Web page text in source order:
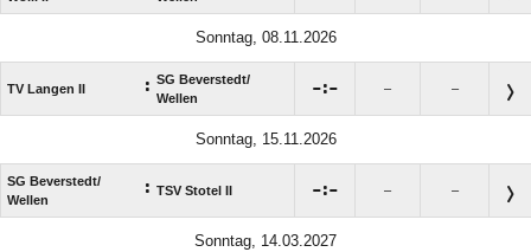
Sonntag, 08.11.2026
TV Langen II : SG Beverstedt/​
Wellen
: – –
Sonntag, 15.11.2026
SG Beverstedt/​
Wellen
: TSV Stotel II : – –
Sonntag, 14.03.2027